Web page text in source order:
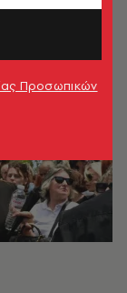
Προσωπικών